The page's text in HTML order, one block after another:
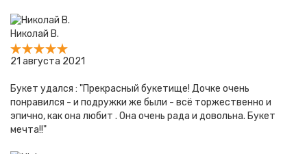
Николай В.
21 августа 2021
Букет удался : "Прекрасный букетище! Дочке очень
понравился - и подружки же были - всё торжественно и
эпично, как она любит . Она очень рада и довольна. Букет
мечта!!"